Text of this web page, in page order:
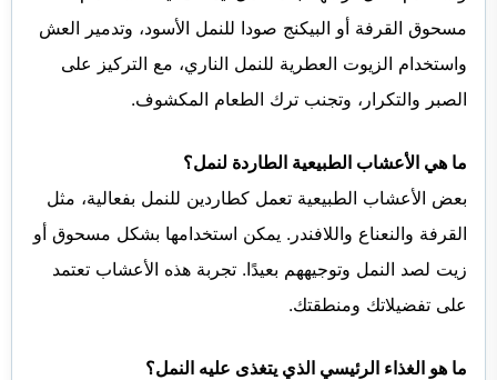
مسحوق القرفة أو البيكنج صودا للنمل الأسود، وتدمير العش
واستخدام الزيوت العطرية للنمل الناري، مع التركيز على
الصبر والتكرار، وتجنب ترك الطعام المكشوف.
ما هي الأعشاب الطبيعية الطاردة لنمل؟
بعض الأعشاب الطبيعية تعمل كطاردين للنمل بفعالية، مثل
القرفة والنعناع واللافندر. يمكن استخدامها بشكل مسحوق أو
زيت لصد النمل وتوجيههم بعيدًا. تجربة هذه الأعشاب تعتمد
على تفضيلاتك ومنطقتك.
ما هو الغذاء الرئيسي الذي يتغذى عليه النمل؟